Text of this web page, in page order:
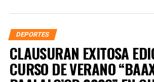
madres, padres, entrenadores y
formación de mejores ciudadanos.
DEPORTES
CLAUSURAN EXITOSA
CURSO DE VERANO